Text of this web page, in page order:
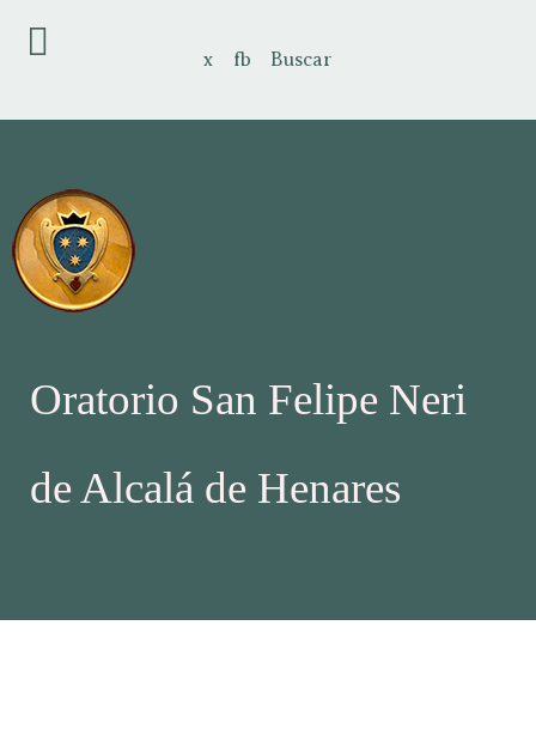
x fb Buscar
Oratorio San Felipe Neri
de Alcalá de Henares